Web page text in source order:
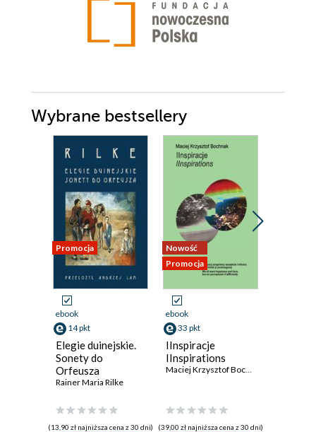
Wybrane bestsellery
Promocja
ebook
14 pkt
Elegie duinejskie.
Sonety do
Orfeusza
Rainer Maria Rilke
(13,90 zł najniższa cena z 30 dni)
Nowość
Promocja
ebook
33 pkt
IInspiracje
IInspirations
Maciej Krzysztof Bochnak
(39,00 zł najniższa cena z 30 dni)